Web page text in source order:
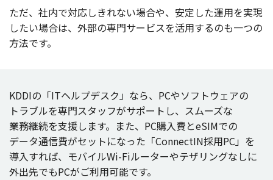
ただ、 社内で対応しきれない場合や、 安定した運用を実現
したい場合は、 外部の専門サービスを活用するのも一つの
方法です。
KDDIの「ITヘルプデスク」なら、PCやソフトウェアの
トラブルを専門スタッフがサポート し、 スムーズな
業務継続を支援します。また、PC購入費とeSIMでの
データ通信費がセットになった「ConnectIN採用PC」を
導入すれば、 モバイルWi-Fiルーターやテザリングなしに
外出先でもPCがご利用可能です。